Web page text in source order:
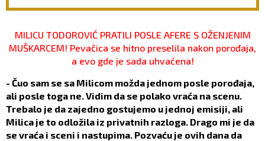
MILICU TODOROVIĆ PRATILI POSLE AFERE S OŽENJENIM
MUŠKARCEM! Pevačica se hitno preselila nakon porođaja,
a evo gde je sada uhvaćena!
- Čuo sam se sa Milicom možda jednom posle porođaja,
ali posle toga ne. Vidim da se polako vraća na scenu.
Trebalo je da zajedno gostujemo u jednoj emisiji, ali
Milica je to odložila iz privatnih razloga. Drago mi je da
se vraća i sceni i nastupima. Pozvaću je ovih dana da